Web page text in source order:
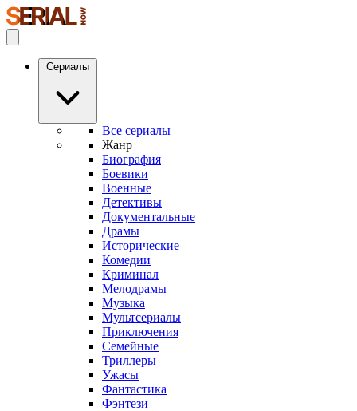
Сериалы
Все сериалы
Жанр
Биография
Боевики
Военные
Детективы
Документальные
Драмы
Исторические
Комедии
Криминал
Мелодрамы
Музыка
Мультсериалы
Приключения
Семейные
Триллеры
Ужасы
Фантастика
Фэнтези